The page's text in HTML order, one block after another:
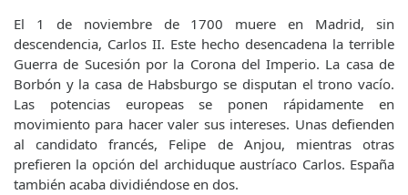
El 1 de noviembre de 1700 muere en Madrid, sin
descendencia, Carlos II. Este hecho desencadena la terrible
Guerra de Sucesión por la Corona del Imperio. La casa de
Borbón y la casa de Habsburgo se disputan el trono vacío.
Las potencias europeas se ponen rápidamente en
movimiento para hacer valer sus intereses. Unas defienden
al candidato francés, Felipe de Anjou, mientras otras
prefieren la opción del archiduque austríaco Carlos. España
también acaba dividiéndose en dos.